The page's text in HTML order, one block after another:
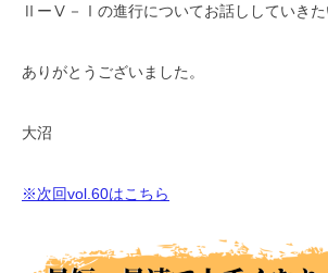
ⅡーⅤ－Ⅰの進行についてお話ししていきた
ありがとうございました。
大沼
※次回vol.60はこちら